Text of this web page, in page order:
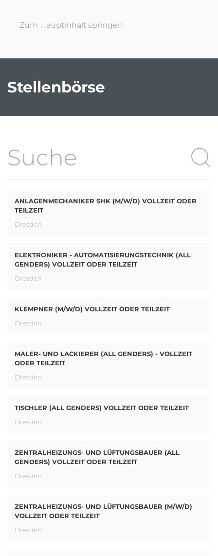
Zum Hauptinhalt springen
Stellenbörse
ANLAGENMECHANIKER SHK (M/W/D) VOLLZEIT ODER
TEILZEIT
Dresden
ELEKTRONIKER - AUTOMATISIERUNGSTECHNIK (ALL
GENDERS) VOLLZEIT ODER TEILZEIT
Dresden
KLEMPNER (M/W/D) VOLLZEIT ODER TEILZEIT
Dresden
MALER- UND LACKIERER (ALL GENDERS) - VOLLZEIT
ODER TEILZEIT
Dresden
TISCHLER (ALL GENDERS) VOLLZEIT ODER TEILZEIT
Dresden
ZENTRALHEIZUNGS- UND LÜFTUNGSBAUER (ALL
GENDERS) VOLLZEIT ODER TEILZEIT
Dresden
ZENTRALHEIZUNGS- UND LÜFTUNGSBAUER (M/W/D)
VOLLZEIT ODER TEILZEIT
Dresden